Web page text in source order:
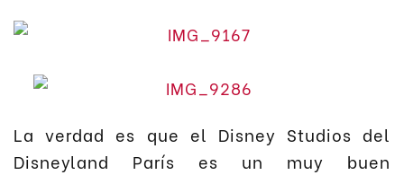
La verdad es que el Disney Studios del
Disneyland París es un muy buen